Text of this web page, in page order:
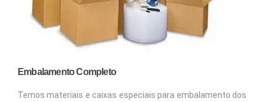
Embalamento Completo
Temos materiais e caixas especiais para embalamento dos